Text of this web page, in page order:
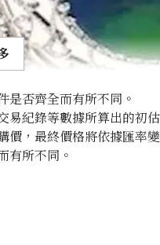
否齊全而有所不同。
易紀錄等數據所算出的初估
價，最終價格將依據匯率變
有所不同。